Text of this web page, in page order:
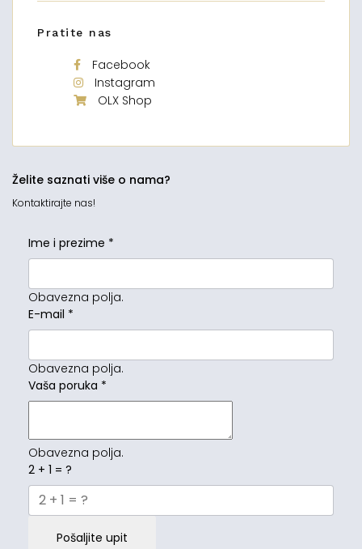
Pratite nas
Facebook
Instagram
OLX Shop
Želite saznati više o nama?
Kontaktirajte nas!
Ime i prezime *
Obavezna polja.
E-mail *
Obavezna polja.
Vaša poruka *
Obavezna polja.
2 + 1 = ?
Pošaljite upit